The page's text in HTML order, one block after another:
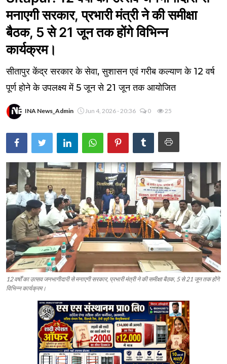
मनाएगी सरकार, प्रभारी मंत्री ने की समीक्षा
बैठक, 5 से 21 जून तक होंगे विभिन्न
कार्यक्रम।
सीतापुर केंद्र सरकार के सेवा, सुशासन एवं गरीब कल्याण के 12 वर्ष
पूर्ण होने के उपलक्ष्य में 5 जून से 21 जून तक आयोजित
INA News_Admin Jun 4, 2026 - 20:36 0 25
12 वर्षों का उत्सव जनभागीदारी से मनाएगी सरकार, प्रभारी मंत्री ने की समीक्षा बैठक, 5 से 21 जून तक होंगे
विभिन्न कार्यक्रम।